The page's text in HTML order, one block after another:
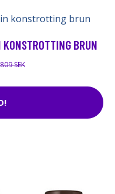
KONSTROTTING BRUN
SEK